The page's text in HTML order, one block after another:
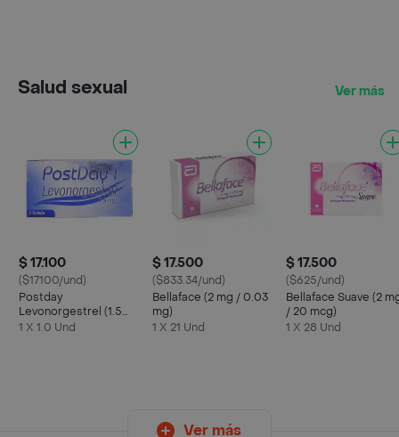
Salud sexual Ver más
$ 17.100
($17100/und)
Postday
Levonorgestrel (1.5
mg)
1 X 1.0 Und
$ 17.500
($833.34/und)
Bellaface (2 mg / 0.03
mg)
1 X 21 Und
$ 17.500
($625/und)
Bellaface Suave (2
/ 20 mcg)
1 X 28 Und
Ver más